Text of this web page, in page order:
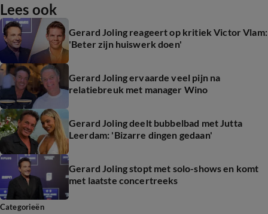
Lees ook
Gerard Joling reageert op kritiek Victor Vlam:
'Beter zijn huiswerk doen'
Gerard Joling ervaarde veel pijn na
relatiebreuk met manager Wino
Gerard Joling deelt bubbelbad met Jutta
Leerdam: 'Bizarre dingen gedaan'
Gerard Joling stopt met solo-shows en komt
met laatste concertreeks
Categorieën